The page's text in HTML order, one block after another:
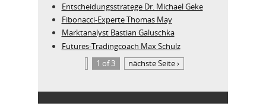
Entscheidungsstratege Dr. Michael Geke
Fibonacci-Experte Thomas May
Marktanalyst Bastian Galuschka
Futures-Tradingcoach Max Schulz
1 of 3
nächste Seite ›